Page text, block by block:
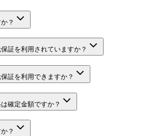
？
証を利用されていますか？
証を利用できますか？
確定金額ですか？
？